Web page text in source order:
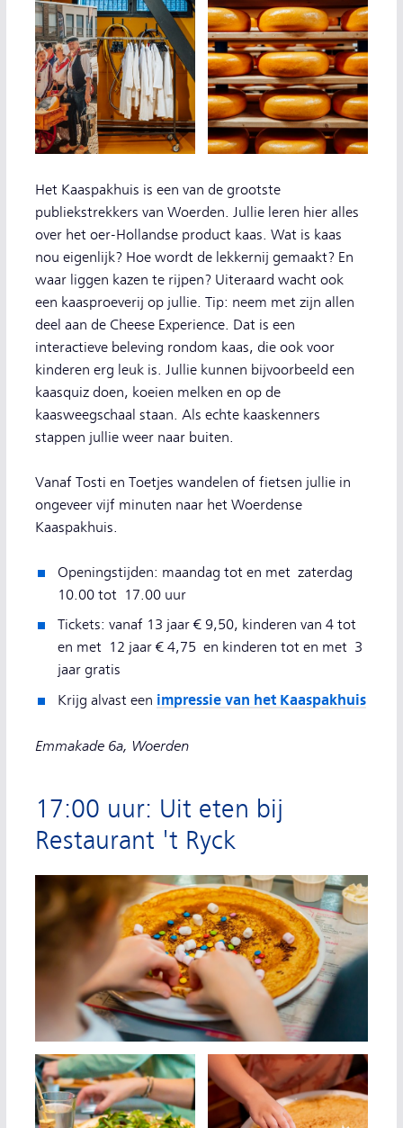
Het Kaaspakhuis is een van de grootste
publiekstrekkers van Woerden. Jullie leren hier alles
over het oer-Hollandse product kaas. Wat is kaas
nou eigenlijk? Hoe wordt de lekkernij gemaakt? En
waar liggen kazen te rijpen? Uiteraard wacht ook
een kaasproeverij op jullie. Tip: neem met zijn allen
deel aan de Cheese Experience. Dat is een
interactieve beleving rondom kaas, die ook voor
kinderen erg leuk is. Jullie kunnen bijvoorbeeld een
kaasquiz doen, koeien melken en op de
kaasweegschaal staan. Als echte kaaskenners
stappen jullie weer naar buiten.
Vanaf Tosti en Toetjes wandelen of fietsen jullie in
ongeveer vijf minuten naar het Woerdense
Kaaspakhuis.
Openingstijden: maandag tot en met zaterdag
10.00 tot 17.00 uur
Tickets: vanaf 13 jaar € 9,50, kinderen van 4 tot
en met 12 jaar € 4,75 en kinderen tot en met 3
jaar gratis
Krijg alvast een impressie van het Kaaspakhuis
Emmakade 6a, Woerden
17:00 uur: Uit eten bij
Restaurant 't Ryck